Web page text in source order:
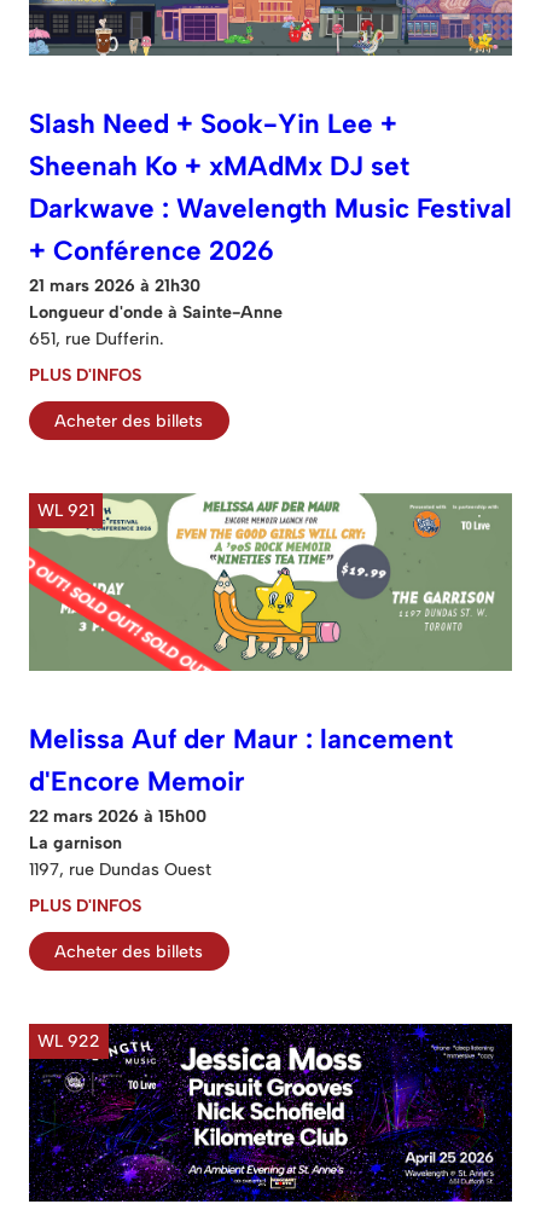
Slash Need + Sook-Yin Lee +
Sheenah Ko + xMAdMx DJ set
Darkwave : Wavelength Music Festival
+ Conférence 2026
21 mars 2026 à 21h30
Longueur d'onde à Sainte-Anne
651, rue Dufferin.
PLUS D'INFOS
Acheter des billets
WL 921
Melissa Auf der Maur : lancement
d'Encore Memoir
22 mars 2026 à 15h00
La garnison
1197, rue Dundas Ouest
PLUS D'INFOS
Acheter des billets
WL 922